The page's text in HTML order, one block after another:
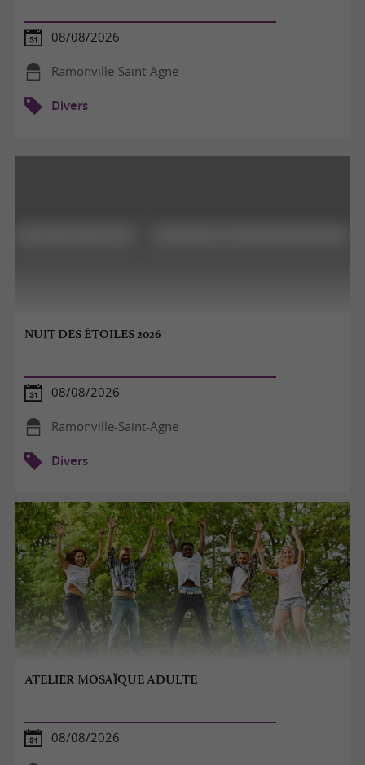
08/08/2026
Ramonville-Saint-Agne
Divers
NUIT DES ÉTOILES 2026
08/08/2026
Ramonville-Saint-Agne
Divers
ATELIER MOSAÏQUE ADULTE
08/08/2026